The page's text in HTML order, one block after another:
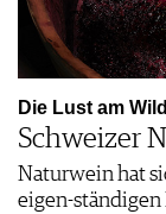
Die Lust am
Schweizer
Naturwein hat
eigen-